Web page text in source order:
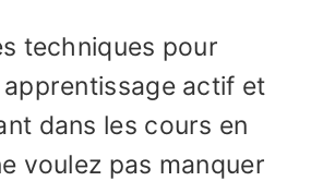
techniques pour
actif et
dans les cours en
voulez pas manquer